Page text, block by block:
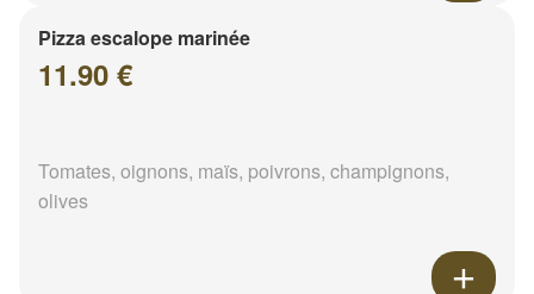
Pizza escalope marinée
11.90 €
Tomates, oignons, maïs, poivrons, champignons,
olives